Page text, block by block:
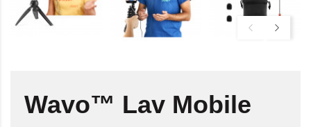
Wavo™ Lav Mobile